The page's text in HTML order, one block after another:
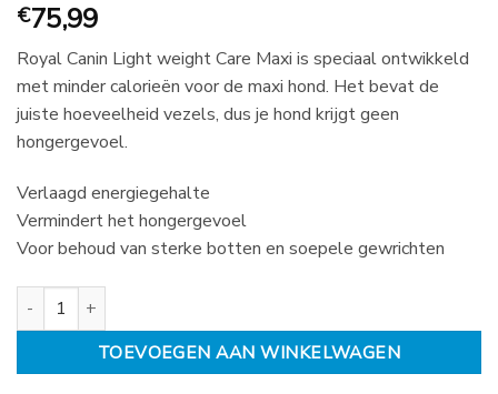
€75,99
Royal Canin Light weight Care Maxi is speciaal ontwikkeld
met minder calorieën voor de maxi hond. Het bevat de
juiste hoeveelheid vezels, dus je hond krijgt geen
hongergevoel.
Verlaagd energiegehalte
Vermindert het hongergevoel
Voor behoud van sterke botten en soepele gewrichten
Royal Canin Light weight Care Maxi 12kg aantal
TOEVOEGEN AAN WINKELWAGEN